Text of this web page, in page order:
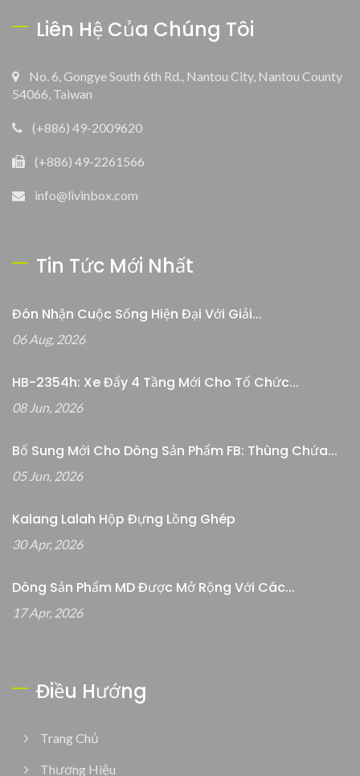
Liên Hệ Của Chúng Tôi
No. 6, Gongye South 6th Rd., Nantou City, Nantou County
54066, Taiwan
(+886) 49-2009620
(+886) 49-2261566
info@livinbox.com
Tin Tức Mới Nhất
Đón Nhận Cuộc Sống Hiện Đại Với Giải...
06 Aug, 2026
HB-2354h: Xe Đẩy 4 Tầng Mới Cho Tổ Chức...
08 Jun, 2026
Bổ Sung Mới Cho Dòng Sản Phẩm FB: Thùng Chứa...
05 Jun, 2026
Kalang Lalah Hộp Đựng Lồng Ghép
30 Apr, 2026
Dòng Sản Phẩm MD Được Mở Rộng Với Các...
17 Apr, 2026
Điều Hướng
Trang Chủ
Thương Hiệu